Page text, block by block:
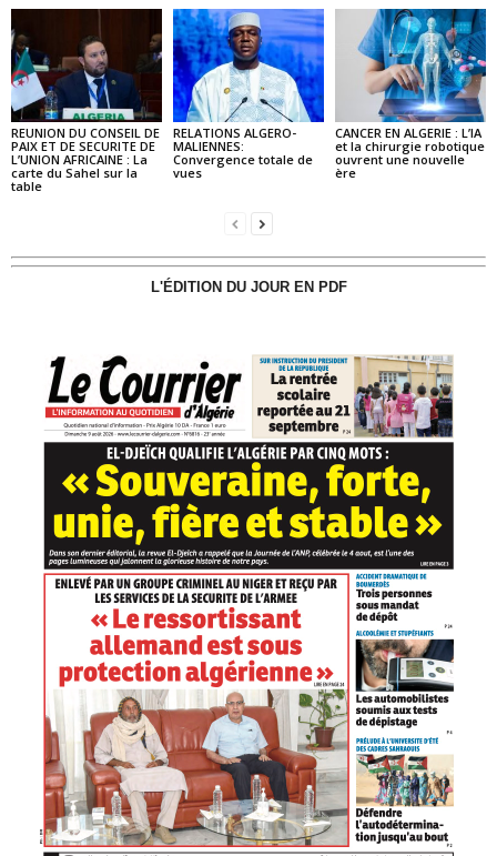
REUNION DU CONSEIL DE
PAIX ET DE SECURITE DE
L’UNION AFRICAINE : La
carte du Sahel sur la
table
RELATIONS ALGERO-
MALIENNES:
Convergence totale de
vues
CANCER EN ALGERIE : L’IA
et la chirurgie robotique
ouvrent une nouvelle
ère
L'ÉDITION DU JOUR EN PDF